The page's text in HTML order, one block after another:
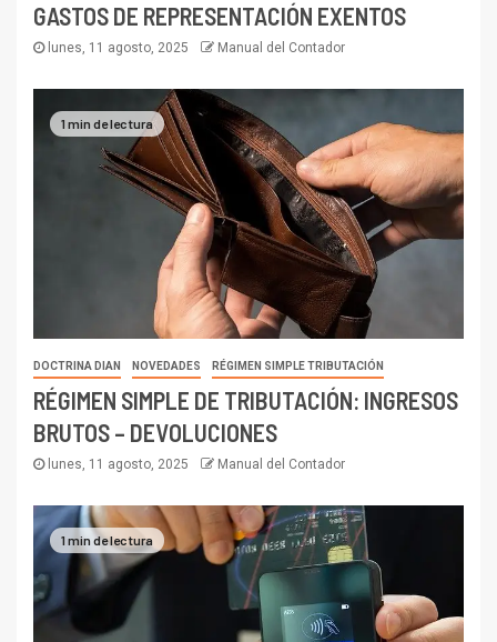
GASTOS DE REPRESENTACIÓN EXENTOS
lunes, 11 agosto, 2025 Manual del Contador
1 min de lectura
DOCTRINA DIAN NOVEDADES RÉGIMEN SIMPLE TRIBUTACIÓN
RÉGIMEN SIMPLE DE TRIBUTACIÓN: INGRESOS
BRUTOS – DEVOLUCIONES
lunes, 11 agosto, 2025 Manual del Contador
1 min de lectura